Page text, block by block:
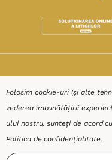
Folosim cookie-uri (și alte
vederea îmbunătățirii
ului nostru, sunteți de acord
Politica de confidențialitate.